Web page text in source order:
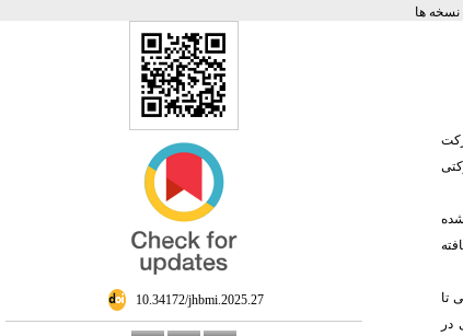
ها
‎ 10.34172/jhbmi.2025.27
شده
تا
در